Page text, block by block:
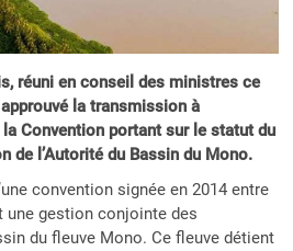
réuni en conseil des ministres ce
la transmission à
la Convention portant sur le statut du
de l’Autorité du Bassin du Mono.
convention signée en 2014 entre
une gestion conjointe des
du fleuve Mono. Ce fleuve détient